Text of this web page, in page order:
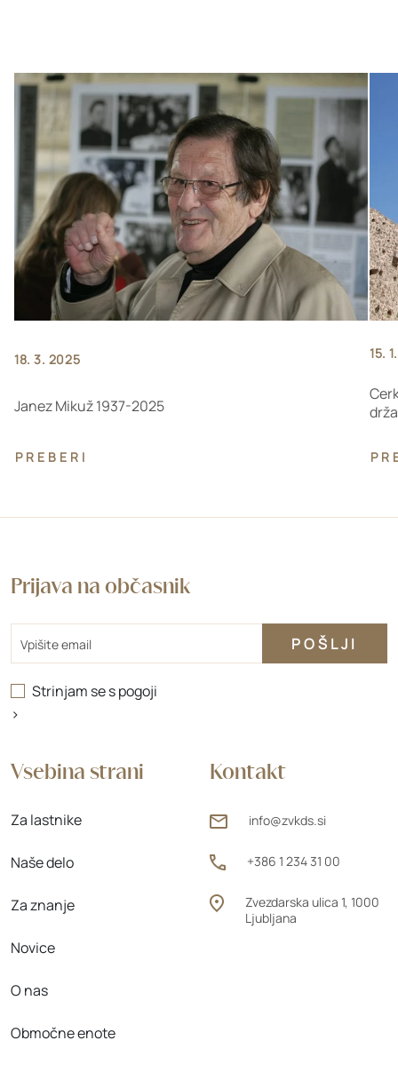
18. 3. 2025
Janez Mikuž 1937-2025
PREBERI
15.
Kontakt
info@zvkds.si
+386 1 234 31 00
Zvezdarska ulica 1, 1000
Ljubljana
Vsebina strani
Za lastnike
Naše delo
Za znanje
Novice
O nas
Območne enote
Prijava na občasnik
Strinjam se spogoji
>